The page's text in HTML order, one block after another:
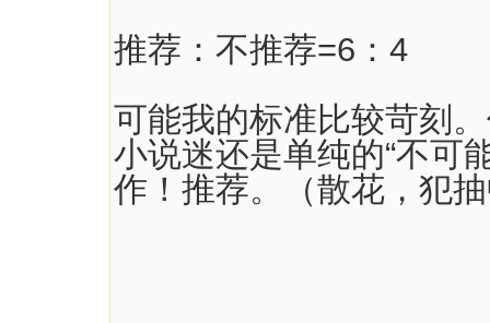
推荐：不推荐=6：4
可能我的标准比较苛刻
小说迷还是单纯的“不可
作！推荐。（散花，犯